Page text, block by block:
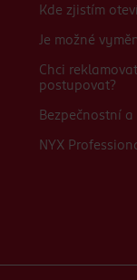
Kde zjistím
Je možné
Chci
postupovat?
Bezpečnostní
NYX